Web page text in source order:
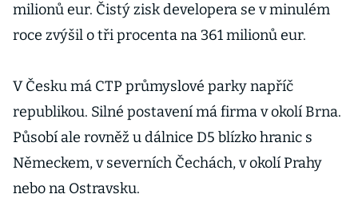
milionů eur. Čistý zisk developera se v minulém
roce zvýšil o tři procenta na 361 milionů eur.
V Česku má CTP průmyslové parky napříč
republikou. Silné postavení má firma v okolí Brna.
Působí ale rovněž u dálnice D5 blízko hranic s
Německem, v severních Čechách, v okolí Prahy
nebo na Ostravsku.